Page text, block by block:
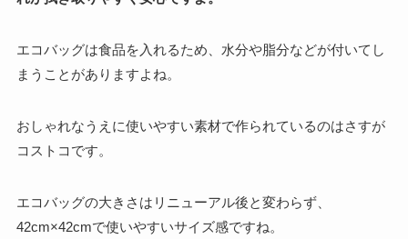
エコバッグは食品を入れるため、水分や脂分などが付いてし
まうことがありますよね。
おしゃれなうえに使いやすい素材で作られているのはさすが
コストコです。
エコバッグの大きさはリニューアル後と変わらず、
42cm×42cmで使いやすいサイズ感ですね。